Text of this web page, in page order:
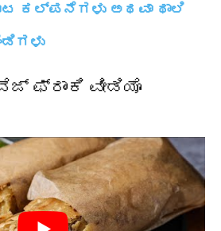
ಕಲ್ಪನೆಗಳು ಅಥವಾ ಥಾಲಿ
ಫ್ರಾಂಕಿ ವೀಡಿಯೊ